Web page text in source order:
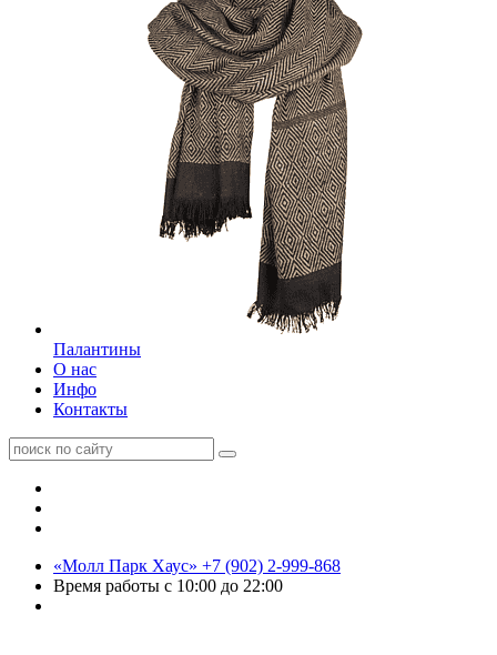
Палантины
О нас
Инфо
Контакты
«Молл Парк Хаус» +7 (902) 2-999-868
Время работы с 10:00 до 22:00